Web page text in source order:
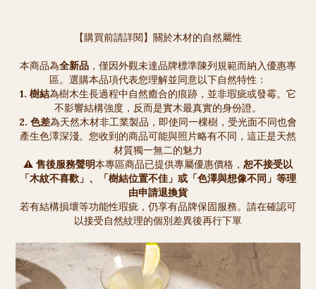
【購買前請詳閱】關於木材的自然屬性
本商品為全新品 ，僅因外觀未達品牌標準陳列規範而納入優惠專
區。選購本品項代表您理解並同意以下自然特性：
1. 樹結為樹木生長過程中自然癒合的痕跡，並非瑕疵或發霉。它
不影響結構強度，反而是實木最真實的身份證。
2. 色差為天然木材非工業製品，即使同一棵樹，受光面不同也會
產生色澤深淺。您收到的商品可能與照片略有不同，這正是天然
材質獨一無二的魅力
⚠️ 售後服務聲明本專區商品已提供專屬優惠價格， 恕不接受以
「木紋不喜歡」、「樹結位置不佳」或「色澤與想像不同」等理
由申請退換貨
若有結構損壞等功能性瑕疵，仍享有品牌保固服務。請在確認可
以接受自然紋理的個別差異後再行下單